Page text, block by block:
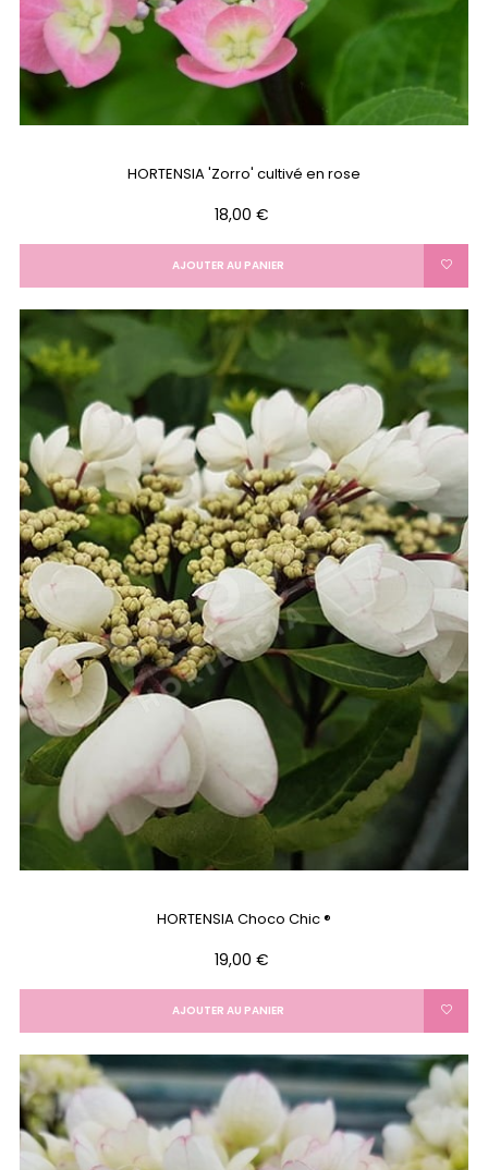
HORTENSIA 'Zorro' cultivé en rose
Prix
18,00 €
AJOUTER AU PANIER
HORTENSIA Choco Chic ®
Prix
19,00 €
AJOUTER AU PANIER